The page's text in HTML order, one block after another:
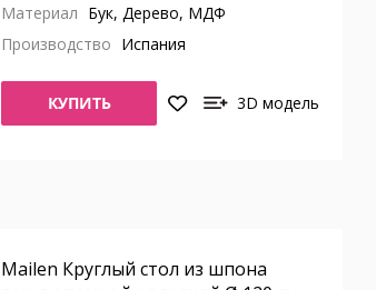
Материал Бук, Дерево, МДФ
Производство Испания
КУПИТЬ 3D модель
Mailen Круглый стол из шпона